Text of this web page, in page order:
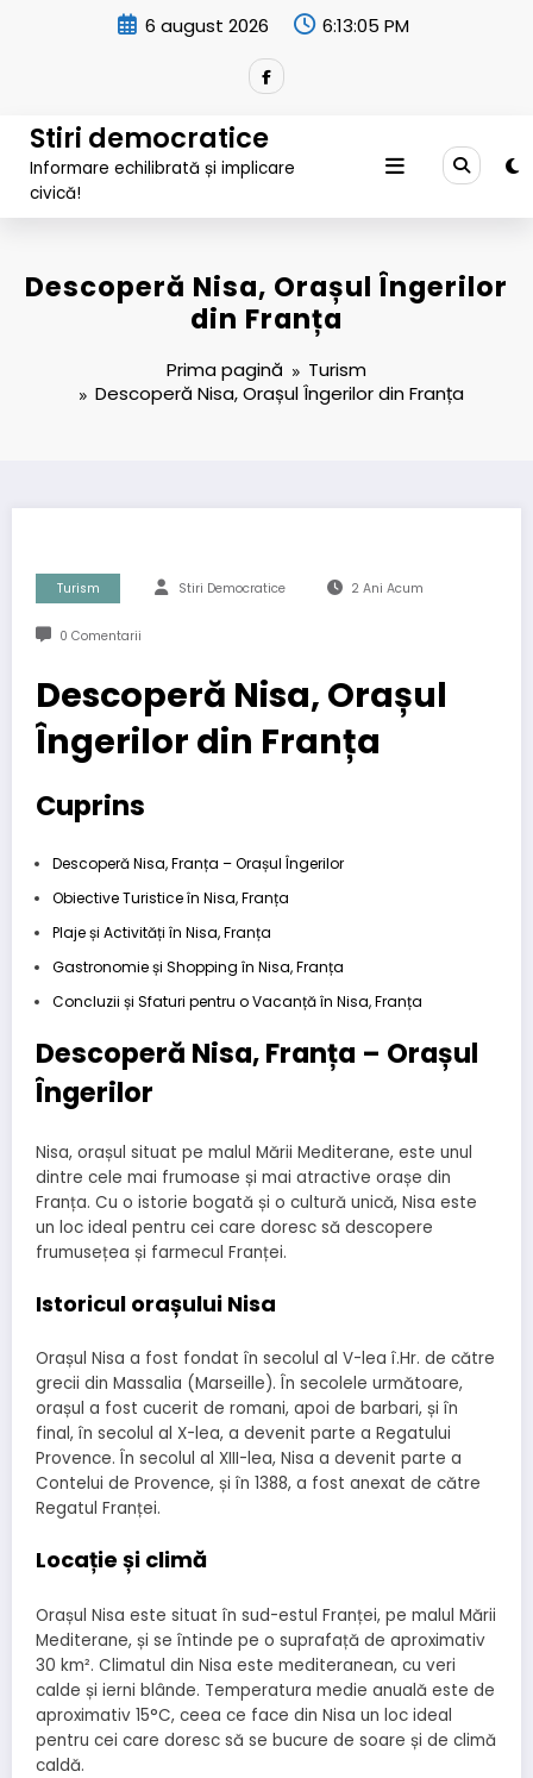
6 august 2026 6:13:06 PM
Stiri democratice
Informare echilibrată și implicare
civică!
Descoperă Nisa, Orașul Îngerilor
din Franța
Prima pagină
Turism
Descoperă Nisa, Orașul Îngerilor din Franța
Turism Stiri Democratice 2 Ani Acum
0 Comentarii
Descoperă Nisa, Orașul
Îngerilor din Franța
Cuprins
Descoperă Nisa, Franța – Orașul Îngerilor
Obiective Turistice în Nisa, Franța
Plaje și Activități în Nisa, Franța
Gastronomie și Shopping în Nisa, Franța
Concluzii și Sfaturi pentru o Vacanță în Nisa, Franța
Descoperă Nisa, Franța – Orașul
Îngerilor
Nisa, orașul situat pe malul Mării Mediterane, este unul
dintre cele mai frumoase și mai atractive orașe din
Franța. Cu o istorie bogată și o cultură unică, Nisa este
un loc ideal pentru cei care doresc să descopere
frumusețea și farmecul Franței.
Istoricul orașului Nisa
Orașul Nisa a fost fondat în secolul al V-lea î.Hr. de către
grecii din Massalia (Marseille). În secolele următoare,
orașul a fost cucerit de romani, apoi de barbari, și în
final, în secolul al X-lea, a devenit parte a Regatului
Provence. În secolul al XIII-lea, Nisa a devenit parte a
Contelui de Provence, și în 1388, a fost anexat de către
Regatul Franței.
Locație și climă
Orașul Nisa este situat în sud-estul Franței, pe malul Mării
Mediterane, și se întinde pe o suprafață de aproximativ
30 km². Climatul din Nisa este mediteranean, cu veri
calde și ierni blânde. Temperatura medie anuală este de
aproximativ 15°C, ceea ce face din Nisa un loc ideal
pentru cei care doresc să se bucure de soare și de climă
caldă.